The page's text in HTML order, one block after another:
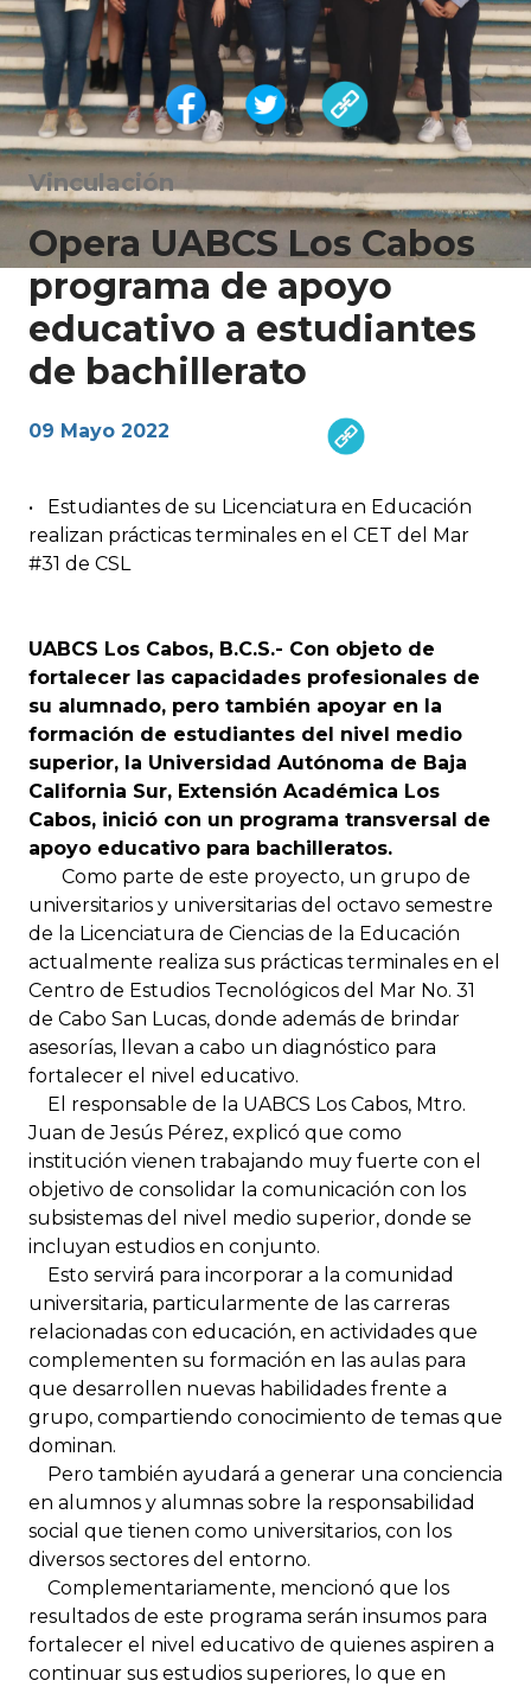
Vinculación
Opera UABCS Los Cabos
programa de apoyo
educativo a estudiantes
de bachillerato
09 Mayo 2022
•
Estudiantes de su Licenciatura en Educación
realizan prácticas terminales en el CET del Mar
#31 de CSL
UABCS Los Cabos, B.C.S.- Con objeto de
fortalecer las capacidades profesionales de
su alumnado, pero también apoyar en la
formación de estudiantes del nivel medio
superior, la Universidad Autónoma de Baja
California Sur, Extensión Académica Los
Cabos, inició con un programa transversal de
apoyo educativo para bachilleratos.
Como parte de este proyecto, un grupo de
universitarios y universitarias del octavo semestre
de la Licenciatura de Ciencias de la Educación
actualmente realiza sus prácticas terminales en el
Centro de Estudios Tecnológicos del Mar No. 31
de Cabo San Lucas, donde además de brindar
asesorías, llevan a cabo un diagnóstico para
fortalecer el nivel educativo.
El responsable de la UABCS Los Cabos, Mtro.
Juan de Jesús Pérez, explicó que como
institución vienen trabajando muy fuerte con el
objetivo de consolidar la comunicación con los
subsistemas del nivel medio superior, donde se
incluyan estudios en conjunto.
Esto servirá para incorporar a la comunidad
universitaria, particularmente de las carreras
relacionadas con educación, en actividades que
complementen su formación en las aulas para
que desarrollen nuevas habilidades frente a
grupo, compartiendo conocimiento de temas que
dominan.
Pero también ayudará a generar una conciencia
en alumnos y alumnas sobre la responsabilidad
social que tienen como universitarios, con los
diversos sectores del entorno.
Complementariamente, mencionó que los
resultados de este programa serán insumos para
fortalecer el nivel educativo de quienes aspiren a
continuar sus estudios superiores, lo que en